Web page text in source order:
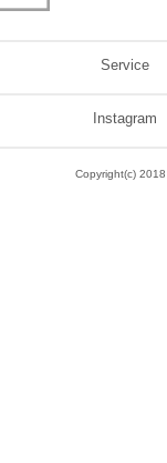
Service
Instagram
Copyright(c)